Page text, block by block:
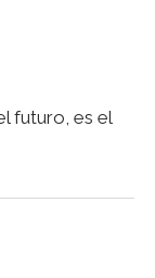
futuro, es el